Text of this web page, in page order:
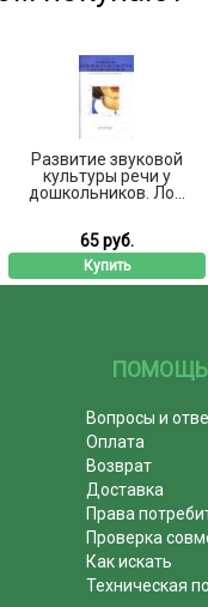
Развитие звуковой
культуры речи у
дошкольников. Ло...
65 руб.
Купить
ПОМОЩЬ
Вопросы и
Оплата
Возврат
Доставка
Права
Проверка
Как искать
Техническая